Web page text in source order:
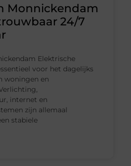
Monnickendam
24/7
Elektrische
voor het dagelijks
woningen en
internet en
zijn allemaal
stabiele